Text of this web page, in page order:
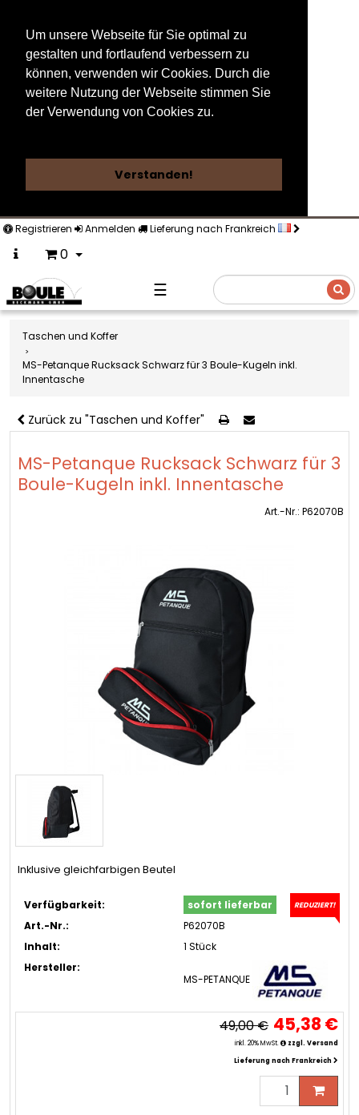
Um unsere Webseite für Sie optimal zu
gestalten und fortlaufend verbessern zu
können, verwenden wir Cookies. Durch die
weitere Nutzung der Webseite stimmen Sie
der Verwendung von Cookies zu.
Verstanden!
Registrieren Anmelden Lieferung nach Frankreich
0
☰
Taschen und Koffer
MS-Petanque Rucksack Schwarz für 3 Boule-Kugeln inkl.
Innentasche
Zurück zu "Taschen und Koffer"
MS-Petanque Rucksack Schwarz für 3
Boule-Kugeln inkl. Innentasche
Art.-Nr.: P62070B
Inklusive gleichfarbigen Beutel
Verfügbarkeit:
sofort lieferbar
Art.-Nr.:
P62070B
Inhalt:
1 Stück
Hersteller:
MS-PETANQUE
REDUZIERT!
49,00 € 45,38 €
inkl. 20% MwSt.
zzgl. Versand
Lieferung nach Frankreich